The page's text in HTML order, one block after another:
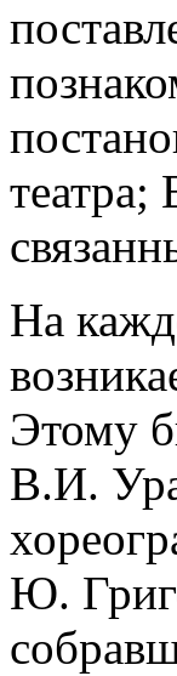
театра;
На
Этому
В.И.
Ю.